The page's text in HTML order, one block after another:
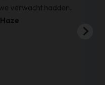
verwacht hadden.